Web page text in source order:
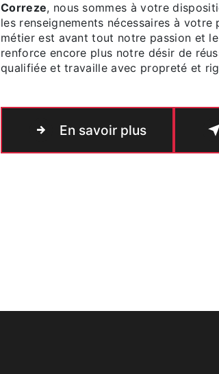
Correze, nous sommes à votre
les renseignements nécessaires à votre
métier est avant tout notre passion et
renforce encore plus notre désir de
qualifiée et travaille avec propreté et
En savoir plus